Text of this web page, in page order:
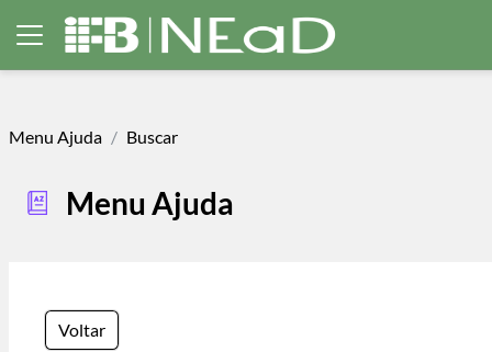
Ir para o conteúdo principal
Painel lateral
Menu Ajuda Buscar
Menu Ajuda
Voltar